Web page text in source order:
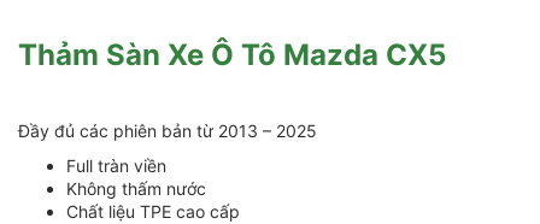
Thảm Sàn Xe Ô Tô Mazda CX5
Đầy đủ các phiên bản từ 2013 – 2025
Full tràn viền
Không thấm nước
Chất liệu TPE cao cấp